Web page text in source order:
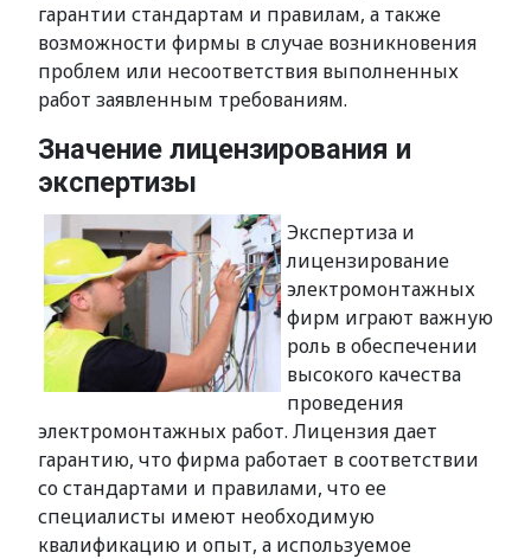
гарантии стандартам и правилам, а также
возможности фирмы в случае возникновения
проблем или несоответствия выполненных
работ заявленным требованиям.
Значение лицензирования и
экспертизы
Экспертиза и
лицензирование
электромонтажных
фирм играют важную
роль в обеспечении
высокого качества
проведения
электромонтажных работ. Лицензия дает
гарантию, что фирма работает в соответствии
со стандартами и правилами, что ее
специалисты имеют необходимую
квалификацию и опыт, а используемое